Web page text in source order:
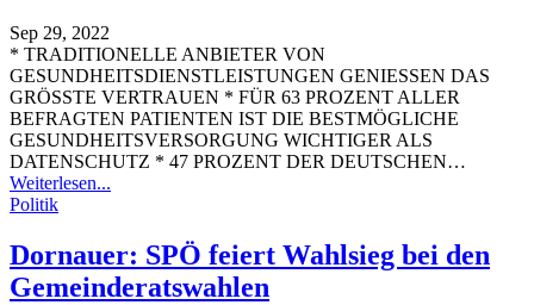
Sep 29, 2022
* TRADITIONELLE ANBIETER VON
GESUNDHEITSDIENSTLEISTUNGEN GENIESSEN DAS
GRÖSSTE VERTRAUEN * FÜR 63 PROZENT ALLER
BEFRAGTEN PATIENTEN IST DIE BESTMÖGLICHE
GESUNDHEITSVERSORGUNG WICHTIGER ALS
DATENSCHUTZ * 47 PROZENT DER DEUTSCHEN…
Weiterlesen...
Politik
Dornauer: SPÖ feiert Wahlsieg bei den
Gemeinderatswahlen